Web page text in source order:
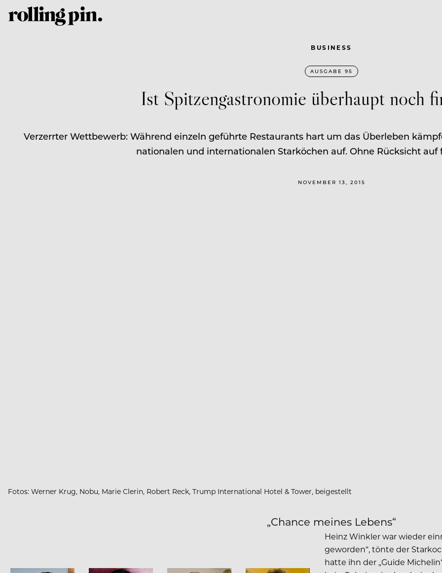
BUSINESS
AUSGABE 95
Ist Spitzengastronomie überhaupt noch
Verzerrter Wettbewerb: Während einzeln geführte Restaurants hart um das Überleben
nationalen und internationalen Starköchen auf. Ohne Rücksicht auf
NOVEMBER 13, 2015
Fotos: Werner Krug, Nobu, Marie Clerin, Robert Reck, Trump International Hotel & Tower, beigestellt
„Chance meines Lebens“
Heinz Winkler war wieder
geworden“, tönte der
hatte ihn der „Guide